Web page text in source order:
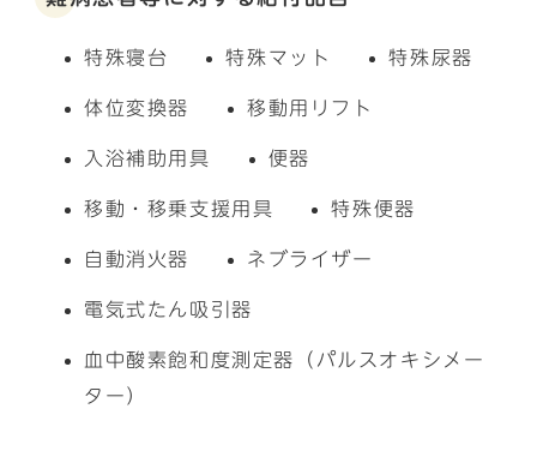
特殊寝台 特殊マット 特殊尿器
体位変換器 移動用リフト
入浴補助用具 便器
移動・移乗支援用具 特殊便器
自動消火器 ネブライザー
電気式たん吸引器
血中酸素飽和度測定器（パルスオキシメー
ター）